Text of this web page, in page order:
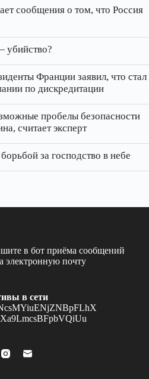
сообщения о том, что Россия
убийство?
Франции заявил, что стал
по дискредитации
пробелы безопасности
считает эксперт
за господство в небе
в бот приёма сообщений
электронную почту
в сети